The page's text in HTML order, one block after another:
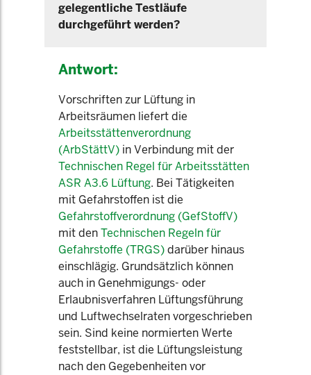
gelegentliche Testläufe
durchgeführt werden?
Antwort:
Vorschriften zur Lüftung in
Arbeitsräumen liefert die
Arbeitsstättenverordnung
(ArbStättV) in Verbindung mit der
Technischen Regel für Arbeitsstätten
ASR A3.6 Lüftung. Bei Tätigkeiten
mit Gefahrstoffen ist die
Gefahrstoffverordnung (GefStoffV)
mit denTechnischen Regeln für
Gefahrstoffe (TRGS)darüber hinaus
einschlägig. Grundsätzlich können
auch in Genehmigungs- oder
Erlaubnisverfahren Lüftungsführung
und Luftwechselraten vorgeschrieben
sein. Sind keine normierten Werte
feststellbar, ist die Lüftungsleistung
nach den Gegebenheiten vor